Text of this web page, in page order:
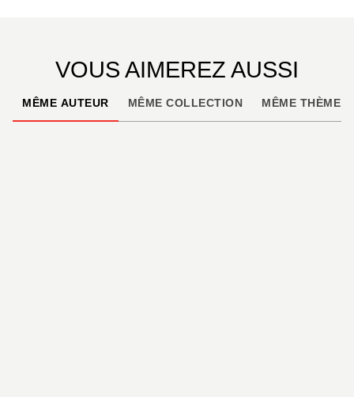
VOUS AIMEREZ AUSSI
MÊME AUTEUR MÊME COLLECTION MÊME THÈME